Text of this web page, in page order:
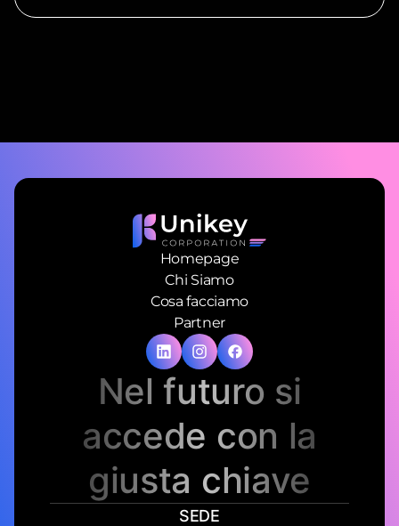
Homepage
Chi Siamo
Cosa facciamo
Partner
Nel futuro si
accede con la
giusta chiave
SEDE